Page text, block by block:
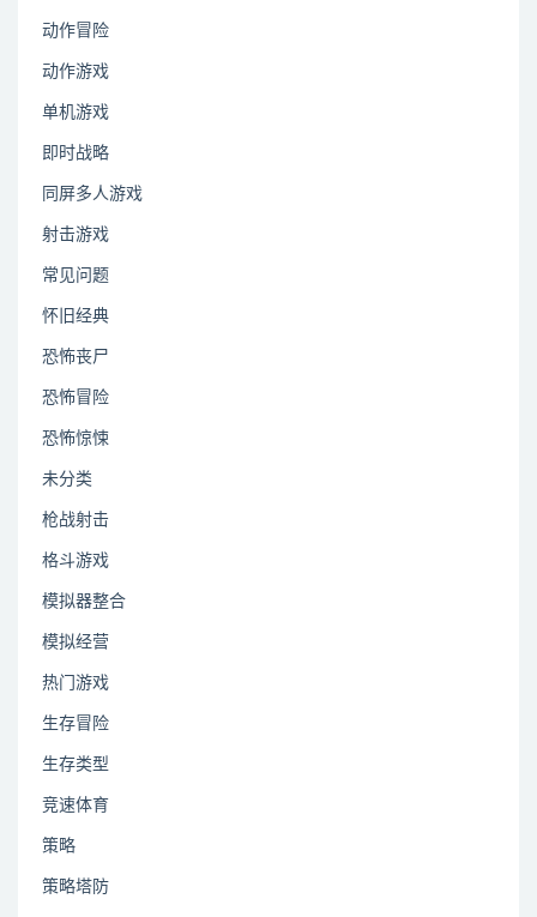
动作冒险
动作游戏
单机游戏
即时战略
同屏多人游戏
射击游戏
常见问题
怀旧经典
恐怖丧尸
恐怖冒险
恐怖惊悚
未分类
枪战射击
格斗游戏
模拟器整合
模拟经营
热门游戏
生存冒险
生存类型
竞速体育
策略
策略塔防